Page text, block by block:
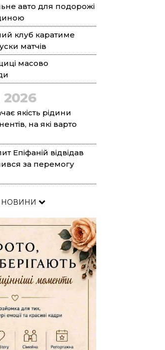
авто для подорожі
клуб каратиме
матчів
масово
якість рідини
на які варто
Епіфаній відвідав
за перемогу
НОВИНИ